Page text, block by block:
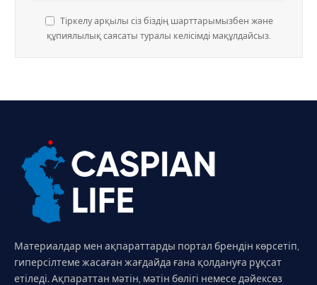
Тіркелу арқылы сіз біздің шарттарымызбен және
құпиялылық саясаты туралы келісімді мақұлдайсыз.
Материалдар мен ақпараттарды портал брендін көрсетіп,
гиперсілтеме жасаған жағдайда ғана қолдануға рұқсат
етіледі. Ақпараттан мәтін, мәтін бөлігі немесе дәйексөз